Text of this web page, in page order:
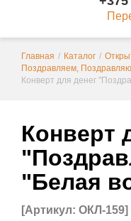
Главная / Каталог /
Поздравляем, Поздравляю
Конверт для денег
Конверт
"Белая
[Артикул: ОКЛ-159]